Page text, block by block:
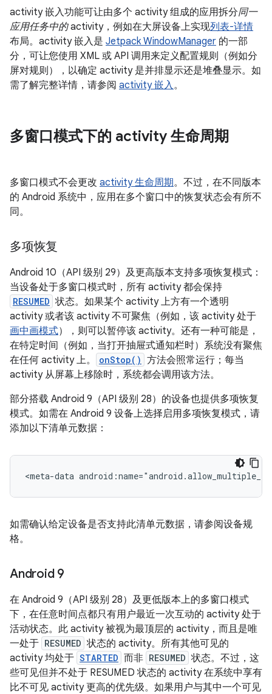
activity 嵌入功能可让由多个 activity 组成的应用拆分同一
应用任务中的activity，例如在大屏设备上实现列表-详情
布局。activity 嵌入是 Jetpack WindowManager 的一部
分，可让您使用 XML 或 API 调用来定义配置规则（例如分
屏对规则），以确定 activity 是并排显示还是堆叠显示。如
需了解完整详情，请参阅 activity 嵌入。
多窗口模式下的 activity 生命周期
多窗口模式不会更改 activity 生命周期。不过，在不同版本
的 Android 系统中，应用在多个窗口中的恢复状态会有所不
同。
多项恢复
Android 10（API 级别 29）及更高版本支持多项恢复模式：
当设备处于多窗口模式时，所有 activity 都会保持
RESUMED 状态。如果某个 activity 上方有一个透明
activity 或者该 activity 不可聚焦（例如，该 activity 处于
画中画模式），则可以暂停该 activity。还有一种可能是，
在特定时间（例如，当打开抽屉式通知栏时）系统没有聚焦
在任何 activity 上。
onStop() 方法会照常运行；每当
activity 从屏幕上移除时，系统都会调用该方法。
部分搭载 Android 9（API 级别 28）的设备也提供多项恢复
模式。如需在 Android 9 设备上选择启用多项恢复模式，请
添加以下清单元数据：
<meta-data
如需确认给定设备是否支持此清单元数据，请参阅设备规
格。
Android 9
在 Android 9（API 级别 28）及更低版本上的多窗口模式
下，在任意时间点都只有用户最近一次互动的 activity 处于
活动状态。此 activity 被视为最顶层的 activity，而且是唯
一处于 RESUMED 状态的 activity。 所有其他可见的
activity 均处于 STARTED 而非 RESUMED 状态。不过，这
些可见但并不处于 RESUMED 状态的 activity 在系统中享有
比不可见 activity 更高的优先级。如果用户与其中一个可见